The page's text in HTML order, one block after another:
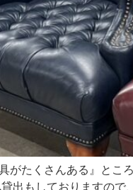
がたくさんある』と